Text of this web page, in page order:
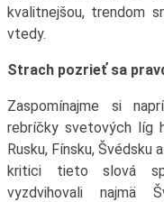
kvalitnejšou, trendom
vtedy.
Strach pozrieť sa
Zaspomínajme si
rebríčky svetových líg
Rusku, Fínsku, Švédsku
kritici tieto slová
vyzdvihovali najmä